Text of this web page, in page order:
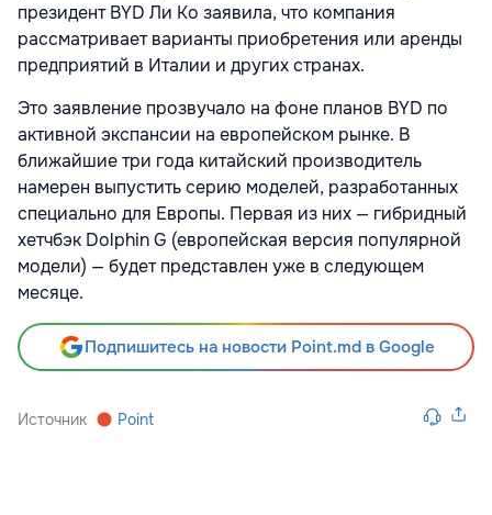
президент BYD Ли Ко заявила, что компания
рассматривает варианты приобретения или аренды
предприятий в Италии и других странах.
Это заявление прозвучало на фоне планов BYD по
активной экспансии на европейском рынке. В
ближайшие три года китайский производитель
намерен выпустить серию моделей, разработанных
специально для Европы. Первая из них — гибридный
хетчбэк Dolphin G (европейская версия популярной
модели) — будет представлен уже в следующем
месяце.
Подпишитесь на новости Point.md в Google
Источник Point